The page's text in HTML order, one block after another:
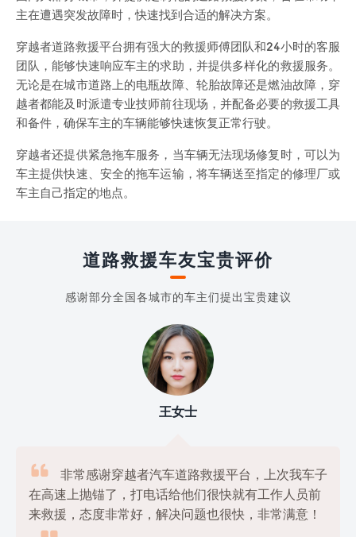
主在遭遇突发故障时，快速找到合适的解决方案。
穿越者道路救援平台拥有强大的救援师傅团队和24小时的客服
团队，能够快速响应车主的求助，并提供多样化的救援服务。
无论是在城市道路上的电瓶故障、轮胎故障还是燃油故障，穿
越者都能及时派遣专业技师前往现场，并配备必要的救援工具
和备件，确保车主的车辆能够快速恢复正常行驶。
穿越者还提供紧急拖车服务，当车辆无法现场修复时，可以为
车主提供快速、安全的拖车运输，将车辆送至指定的修理厂或
车主自己指定的地点。
道路救援车友宝贵评价
感谢部分全国各城市的车主们提出宝贵建议
刘先生

我使用过几家道路救援平台，但是最满意的还是
穿越者汽车道路救援平台，他们的服务非常专业，价
格也很公道，绝对是物美价廉的好选择！
